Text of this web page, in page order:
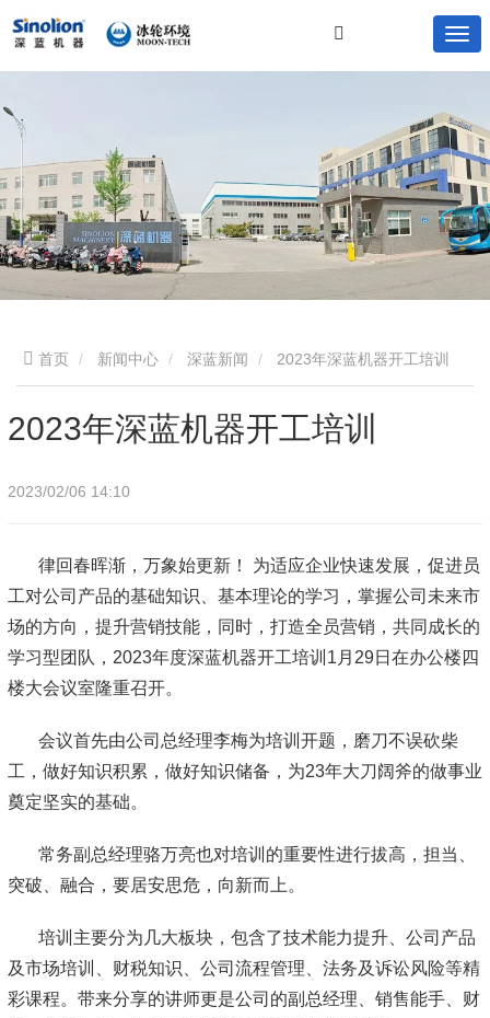
首页 新闻中心 深蓝新闻 2023年深蓝机器开工培训
2023年深蓝机器开工培训
2023/02/06 14:10
律回春晖渐，万象始更新！ 为适应企业快速发展，促进员
工对公司产品的基础知识、基本理论的学习，掌握公司未来市
场的方向，提升营销技能，同时，打造全员营销，共同成长的
学习型团队，2023年度深蓝机器开工培训1月29日在办公楼四
楼大会议室隆重召开。
会议首先由公司总经理李梅为培训开题，磨刀不误砍柴
工，做好知识积累，做好知识储备，为23年大刀阔斧的做事业
奠定坚实的基础。
常务副总经理骆万亮也对培训的重要性进行拔高，担当、
突破、融合，要居安思危，向新而上。
培训主要分为几大板块，包含了技术能力提升、公司产品
及市场培训、财税知识、公司流程管理、法务及诉讼风险等精
彩课程。带来分享的讲师更是公司的副总经理、销售能手、财